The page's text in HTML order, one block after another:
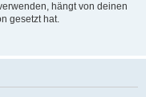
hängt von deinen
gesetzt hat.